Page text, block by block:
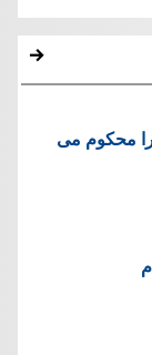
محکوم می